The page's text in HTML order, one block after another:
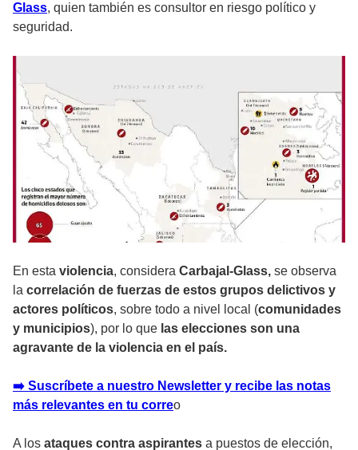
Glass, quien también es consultor en riesgo político y
seguridad.
En esta violencia, considera Carbajal-Glass, se observa
la correlación de fuerzas de estos grupos delictivos y
actores políticos, sobre todo a nivel local (comunidades
y municipios), por lo que las elecciones son una
agravante de la violencia en el país.
➡️ Suscríbete a nuestro Newsletter y recibe las notas
más relevantes en tu correo
A los ataques contra aspirantes a puestos de elección,